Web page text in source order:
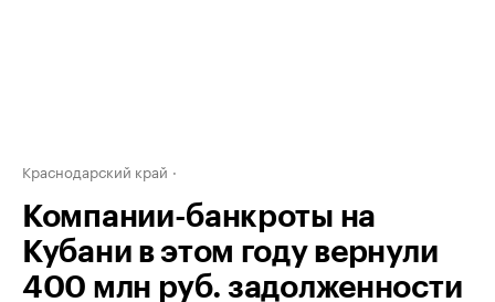
Краснодарский край
Компании-банкроты на
Кубани в этом году вернули
400 млн руб. задолженности